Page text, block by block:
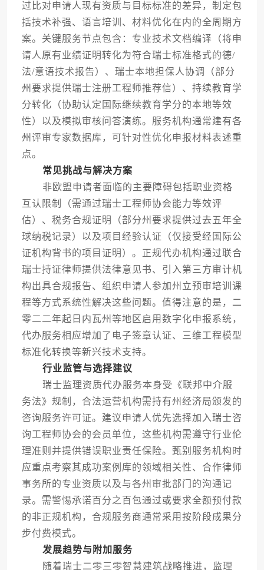
过比对申请人现有资质与目标标准的差异，制定包
括技术补强、语言培训、材料优化在内的全周期方
案。关键服务节点包含：专业技术文档编译（将申
请人原有业绩证明转化为符合瑞士标准格式的德/
法/意语技术报告）、瑞士本地担保人协调（部分
州要求提供瑞士注册工程师推荐信）、持续教育学
分转化（协助认定国际继续教育学分的本地等效
性）以及模拟审核问答演练。服务机构通常建有各
州评审专家数据库，可针对性优化申报材料表述重
点。
常见挑战与解决方案
非欧盟申请者面临的主要障碍包括职业资格
互认限制（需通过瑞士工程师协会能力等效评
估）、税务合规证明（部分州要求提供过去五年全
球纳税记录）以及项目经验认证（仅接受经国际公
证机构背书的项目证明）。正规代办机构通过联合
瑞士持证律师提供法律意见书、引入第三方审计机
构出具合规报告、组织申请人参加州立预审培训课
程等方式系统性解决这些问题。值得注意的是，二
零二二年起日内瓦州等地区启用数字化申报系统，
代办服务相应增加了电子签章认证、三维工程模型
标准化转换等新兴技术支持。
行业监管与选择建议
瑞士监理资质代办服务本身受《联邦中介服
务法》规制，合法运营机构需持有州经济局颁发的
咨询服务许可证。建议申请人优先选择加入瑞士咨
询工程师协会的会员单位，这些机构需遵守行业伦
理准则并提供错误职业责任保险。甄别服务机构时
应重点考察其成功案例库的领域相关性、合作律师
事务所的专业资质以及与各州审批部门的沟通记
录。需警惕承诺百分之百包通过或要求全额预付款
的非正规机构，合规服务商通常采用按阶段成果分
步付费模式。
发展趋势与附加服务
随着瑞士二零三零智慧建筑战略推进，监理